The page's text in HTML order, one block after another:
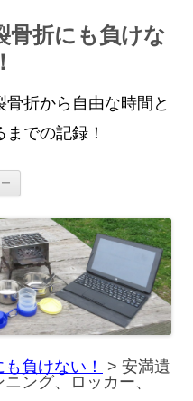
骨折にも負けな
折から自由な時間と
での記録！
ン
ツ
へ
ス
キ
ッ
プ
負けない！ > 安満遺
ング、ロッカー、